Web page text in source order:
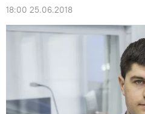
18:00 25.06.2018